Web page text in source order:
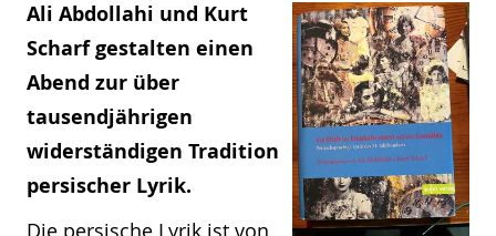
Ali Abdollahi und Kurt
Scharf gestalten einen
Abend zur über
tausendjährigen
widerständigen Tradition
persischer Lyrik.